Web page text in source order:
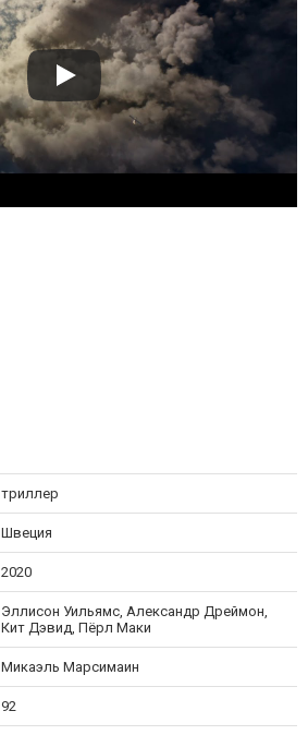
триллер
Швеция
2020
Эллисон Уильямс, Александр Дреймон,
Кит Дэвид, Пёрл Маки
Микаэль Марсимаин
92